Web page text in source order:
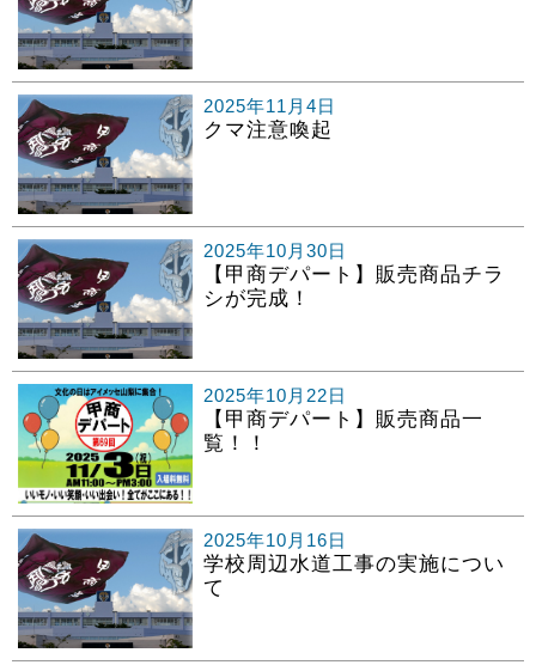
2025年11月4日
クマ注意喚起
2025年10月30日
【甲商デパート】販売商品チラ
シが完成！
2025年10月22日
【甲商デパート】販売商品一
覧！！
2025年10月16日
学校周辺水道工事の実施につい
て